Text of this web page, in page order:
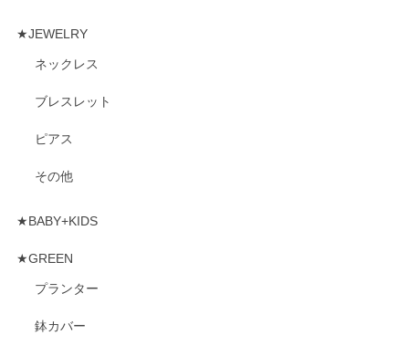
★JEWELRY
ネックレス
ブレスレット
ピアス
その他
★BABY+KIDS
★GREEN
プランター
鉢カバー